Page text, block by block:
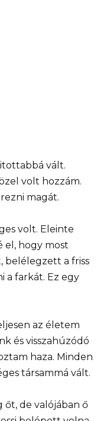
vált.
volt hozzám.
magát.
volt. Eleinte
el, hogy most
belélegzett a friss
a farkát. Ez egy
az életem
és visszahúzódó
haza. Minden
társammá vált.
de valójában ő